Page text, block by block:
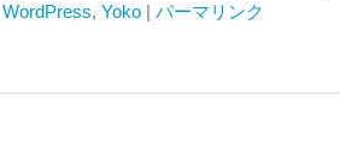
WordPress, Yoko| パーマリンク